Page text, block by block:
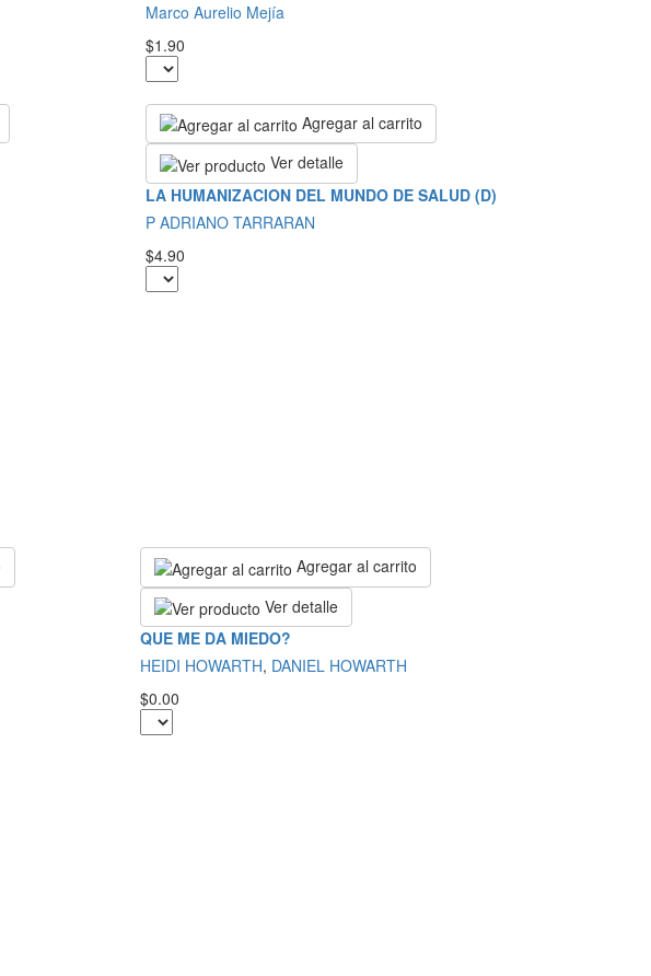
Marco Aurelio Mejía
$1.90
Agregar al carrito
Ver detalle
LA HUMANIZACION DEL MUNDO DE SALUD (D)
P ADRIANO TARRARAN
$4.90
Agregar al carrito
Ver detalle
QUE ME DA MIEDO?
HEIDI HOWARTH, DANIEL HOWARTH
$0.00